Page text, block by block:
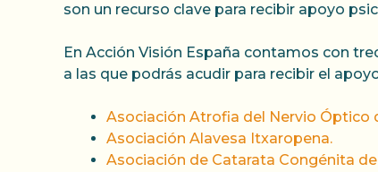
son un recurso clave para recibir apoyo
En Acción Visión España contamos con
a las que podrás acudir para recibir el
Asociación Atrofia del Nervio Óptico
Asociación Alavesa Itxaropena.
Asociación de Catarata Congénita de